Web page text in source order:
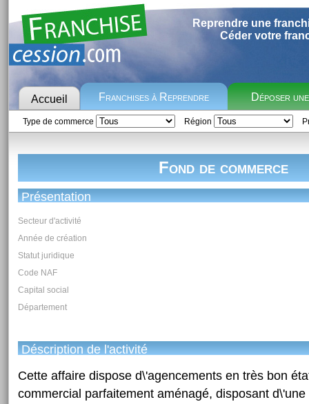
Reprendre une
Céder votre
Accueil Franchises à Reprendre Déposer
Type de commerce Région
Fond de commerce
Présentation
Secteur d'activité
Année de création
Statut juridique
Code NAF
Capital social
Département
Déscription de l'activité
Cette affaire dispose d\'agencements en très bon
commercial parfaitement aménagé, disposant